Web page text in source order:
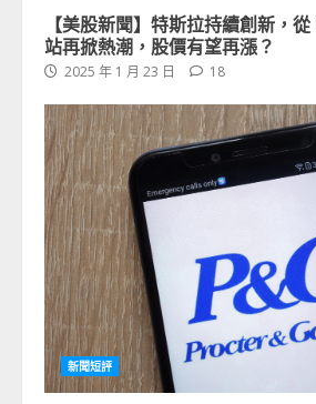
【美股新聞】特斯拉持續創新，從
站再掀熱潮，股價有望再漲？
2025 年 1 月 23 日 18
新聞短評